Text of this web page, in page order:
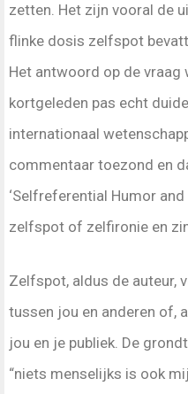
zetten. Het zijn vooral de
flinke dosis zelfspot
Het antwoord op de
kortgeleden pas echt
internationaal
commentaar toezond en
‘Selfreferential Humor
zelfspot of zelfironie en
Zelfspot, aldus de auteur,
tussen jou en anderen of,
jou en je publiek. De
“niets menselijks is ook